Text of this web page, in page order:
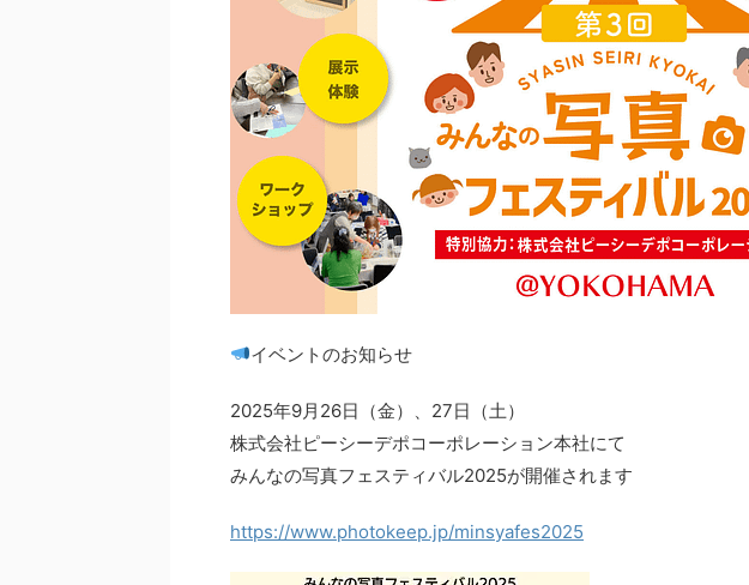
イベントのお知らせ
2025年9月26日（金）、27日（土）
株式会社ピーシーデポコーポレーション本社にて
みんなの写真フェスティバル2025が開催されます
https://www.photokeep.jp/minsyafes2025